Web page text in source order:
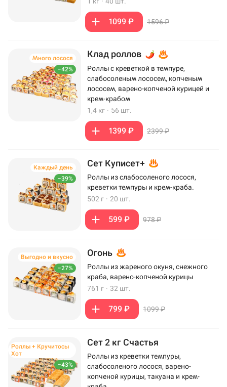
1099 ₽ 1596 ₽
–42%
Много лосося Клад роллов
Роллы с креветкой в темпуре,
слабосоленым лососем, копченым
лососем, варено-копченой курицей и
крем-крабом
1,4 кг · 56 шт.
1399 ₽ 2399 ₽
–39%
Каждый день Сет Куписет+
Роллы из слабосоленого лосося,
креветки темпуры и крем-краба.
502 г · 20 шт.
599 ₽ 978 ₽
–27%
Выгодно и вкусно Огонь
Роллы из жареного окуня, снежного
краба, варено-копченой курицы
761 г · 32 шт.
799 ₽ 1099 ₽
–43%
Роллы + Кручитосы
Хот
Сет 2 кг Счастья
Роллы из креветки темпуры,
слабосоленого лосося, варено-
копченой курицы, такуана и крем-